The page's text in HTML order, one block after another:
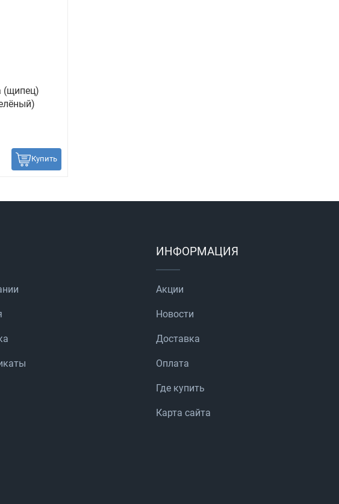
(щипец)
Купить
ИНФОРМАЦИЯ
Акции
Новости
Доставка
Оплата
Где купить
Карта сайта